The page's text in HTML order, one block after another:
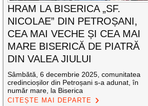
HRAM LA BISERICA „SF.
NICOLAE” DIN PETROȘANI,
CEA MAI VECHE ȘI CEA MAI
MARE BISERICĂ DE PIATRĂ
DIN VALEA JIULUI
Sâmbătă, 6 decembrie 2025, comunitatea
credincioșilor din Petroșani s-a adunat, în
număr mare, la Biserica
CITEȘTE MAI DEPARTE